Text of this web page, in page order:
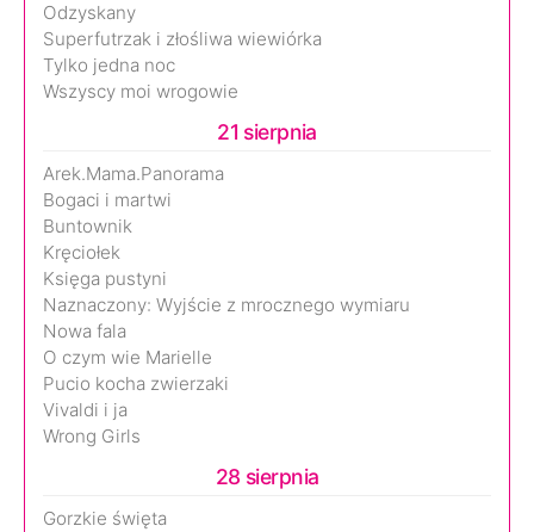
Odzyskany
Superfutrzak i złośliwa wiewiórka
Tylko jedna noc
Wszyscy moi wrogowie
21 sierpnia
Arek.Mama.Panorama
Bogaci i martwi
Buntownik
Kręciołek
Księga pustyni
Naznaczony: Wyjście z mrocznego wymiaru
Nowa fala
O czym wie Marielle
Pucio kocha zwierzaki
Vivaldi i ja
Wrong Girls
28 sierpnia
Gorzkie święta